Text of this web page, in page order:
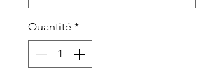
Quantité *